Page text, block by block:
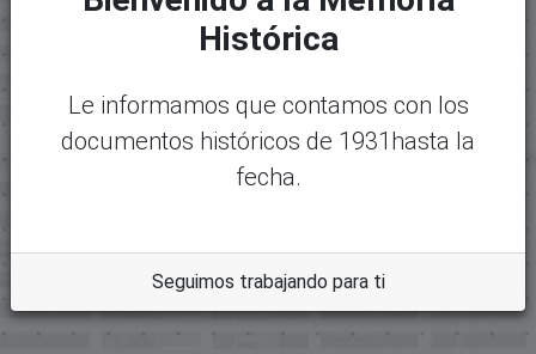
Tamaño:
1.89 MB
Format
Descripción:
Histórica
Le informamos que contamos con los
documentos históricos de 1931hasta la
fecha.
Seguimos trabajando para ti